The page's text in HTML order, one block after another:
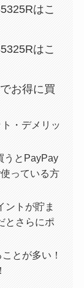
はこ
はこ
お得に買
・デメリッ
うとPayPay
っている方
トが貯ま
とさらにポ
とが多い！